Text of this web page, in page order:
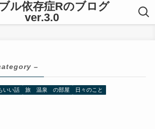
ル依存症Rのブログ
ver.3.0
–
いい話 旅 温泉 の部屋
日々のこと